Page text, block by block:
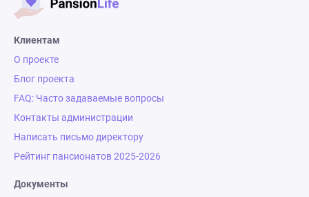
Клиентам
О проекте
Блог проекта
FAQ: Часто задаваемые вопросы
Контакты администрации
Написать письмо директору
Рейтинг пансионатов 2025-2026
Документы